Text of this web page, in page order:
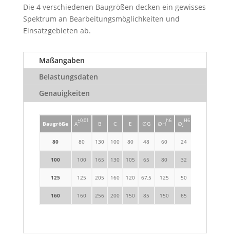
Die 4 verschiedenen Baugrößen decken ein gewisses
Spektrum an Bearbeitungs­möglichkeiten und
Einsatzgebieten ab.
Maßangaben
Belastungsdaten
Genauigkeiten
Baugröße A±0,01 B C E ∅G ∅Hh6 ∅JH6
80 80 130 100 80 48 60 24
100 100 165 130 105 65 80 32
125 125 205 160 120 67,5 125 50
160 160 256 200 150 85 150 65